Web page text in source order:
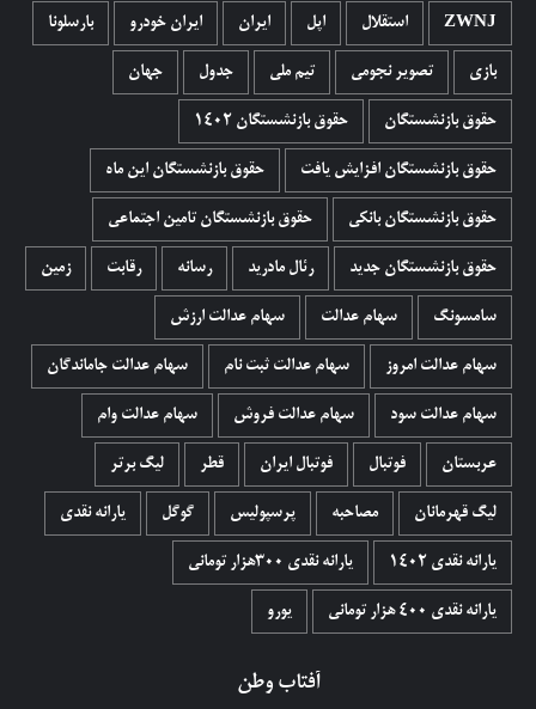
ZWNJ استقلال اپل ایران ایران خودرو بارسلونا
بازی تصویر نجومی تیم ملی جدول جهان
حقوق بازنشستگان حقوق بازنشستگان 1402
حقوق بازنشستگان افزایش یافت حقوق بازنشستگان این ماه
حقوق بازنشستگان بانکی حقوق بازنشستگان تامین اجتماعی
حقوق بازنشستگان جدید رئال مادرید رسانه رقابت زمین
سامسونگ سهام عدالت سهام عدالت ارزش
سهام عدالت امروز سهام عدالت ثبت نام سهام عدالت جاماندگان
سهام عدالت سود سهام عدالت فروش سهام عدالت وام
عربستان فوتبال فوتبال ایران قطر لیگ برتر
لیگ قهرمانان مصاحبه پرسپولیس گوگل یارانه نقدی
یارانه نقدی 1402 یارانه نقدی ۳۰۰هزار تومانی
یارانه نقدی ۴۰۰ هزار تومانی یورو
آفتاب وطن